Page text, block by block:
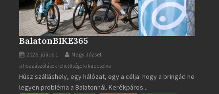
BalatonBIKE365
2026. július 1. Nagy József
BalatonBIKE365
bejegyzéshez
a hozzászólások lehetősége kikapcsolva
Húsz szálláshely, egy hálózat, egy a célja: hogy a bringád ne
legyen probléma a Balatonnál. Kerékpáros...